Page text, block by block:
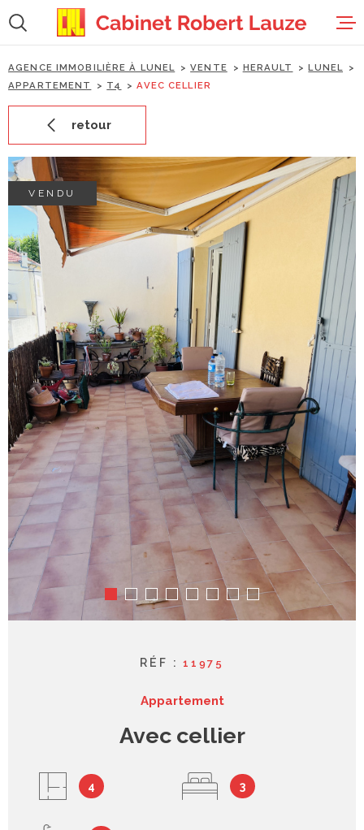
:la
recherche
au
menu
principal
au
contenu
accueil
locations
estimation
gestion
syndic
contact
AGENCE IMMOBILIÈRE À LUNEL VENTE HERAULT
LUNEL
APPARTEMENT
T4 AVEC CELLIER
retour
VENDU
RÉF :11975
Appartement
Avec cellier
4 3